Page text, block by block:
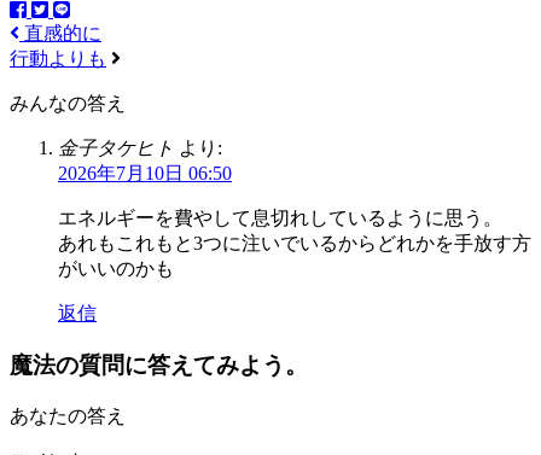
直感的に
行動よりも
みんなの答え
金子タケヒト より:
2026年7月10日 06:50
エネルギーを費やして息切れしているように思う。
あれもこれもと3つに注いでいるからどれかを手放す方
がいいのかも
返信
魔法の質問に答えてみよう。
あなたの答え